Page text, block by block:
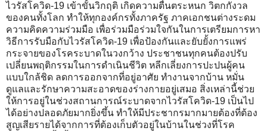
ไวรัสโควิด-19 เข้าขั้นวิกฤติ เกิดความตื่นตระหนก วิตกกังวล
ของคนทั้งโลก ทำให้ทุกองค์กรทั้งภาครัฐ ภาคเอกชนต่างระดม
ความคิดความร่วมมือ เพื่อร่วมมือร่วมใจกันในการเตรียมการหา
วิธีการรับมือกับไวรัสโควิด-19 เพื่อป้องกันและยับยั้งการแพร่
กระจายของโรคระบาดในวงกว้าง ประชาชนทุกคนต้องปรับ
เปลี่ยนพฤติกรรมในการดำเนินชีวิต หลีกเลี่ยงการปะปนผู้คน
แบบใกล้ชิด ลดการออกจากที่อยู่อาศัย ทำงานจากบ้าน หมั่น
ดูแลและรักษาความสะอาดของร่างกายอยู่เสมอ สิ่งเหล่านี้ช่วย
ให้การอยู่ในช่วงสถานการณ์ระบาดจากไวรัสโควิด-19 เป็นไป
ได้อย่างปลอดภัยมากยิ่งขึ้น ทำให้มีประชากรมากมายต้องที่ต้อง
สูญเสียรายได้จากการที่ต้องเก็บตัวอยู่ในบ้านในช่วงที่โรค